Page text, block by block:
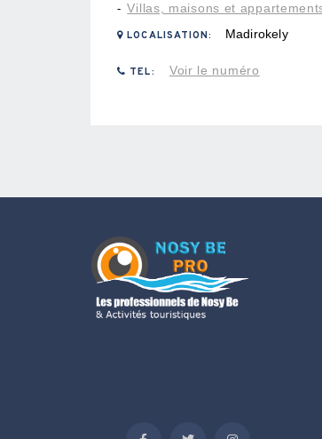
- Villas, maisons et
LOCALISATION: Madirokely
TEL: Voir le numéro